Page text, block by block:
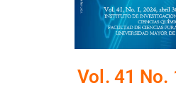
Vol. 41 No.